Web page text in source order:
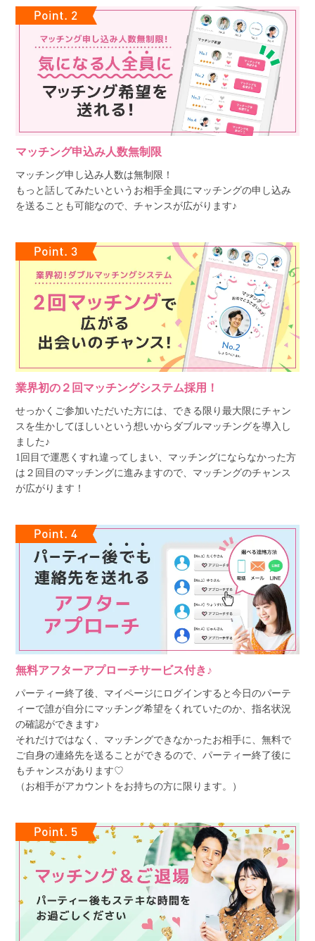
マッチング申込み人数無制限
マッチング申し込み人数は無制限！
もっと話してみたいというお相手全員にマッチングの申し込み
を送ることも可能なので、チャンスが広がります♪
業界初の２回マッチングシステム採用！
せっかくご参加いただいた方には、できる限り最大限にチャン
スを生かしてほしいという想いからダブルマッチングを導入し
ました♪
1回目で運悪くすれ違ってしまい、マッチングにならなかった方
は２回目のマッチングに進みますので、マッチングのチャンス
が広がります！
無料アフターアプローチサービス付き♪
パーティー終了後、マイページにログインすると今日のパーテ
ィーで誰が自分にマッチング希望をくれていたのか、指名状況
の確認ができます♪
それだけではなく、マッチングできなかったお相手に、無料で
ご自身の連絡先を送ることができるので、パーティー終了後に
もチャンスがあります♡
（お相手がアカウントをお持ちの方に限ります。）